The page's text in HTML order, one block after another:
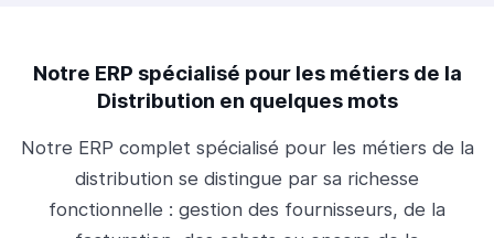
Notre ERP spécialisé pour les métiers de la
Distribution en quelques mots
Notre ERP complet spécialisé pour les métiers de la
distribution se distingue par sa richesse
fonctionnelle : gestion des fournisseurs, de la